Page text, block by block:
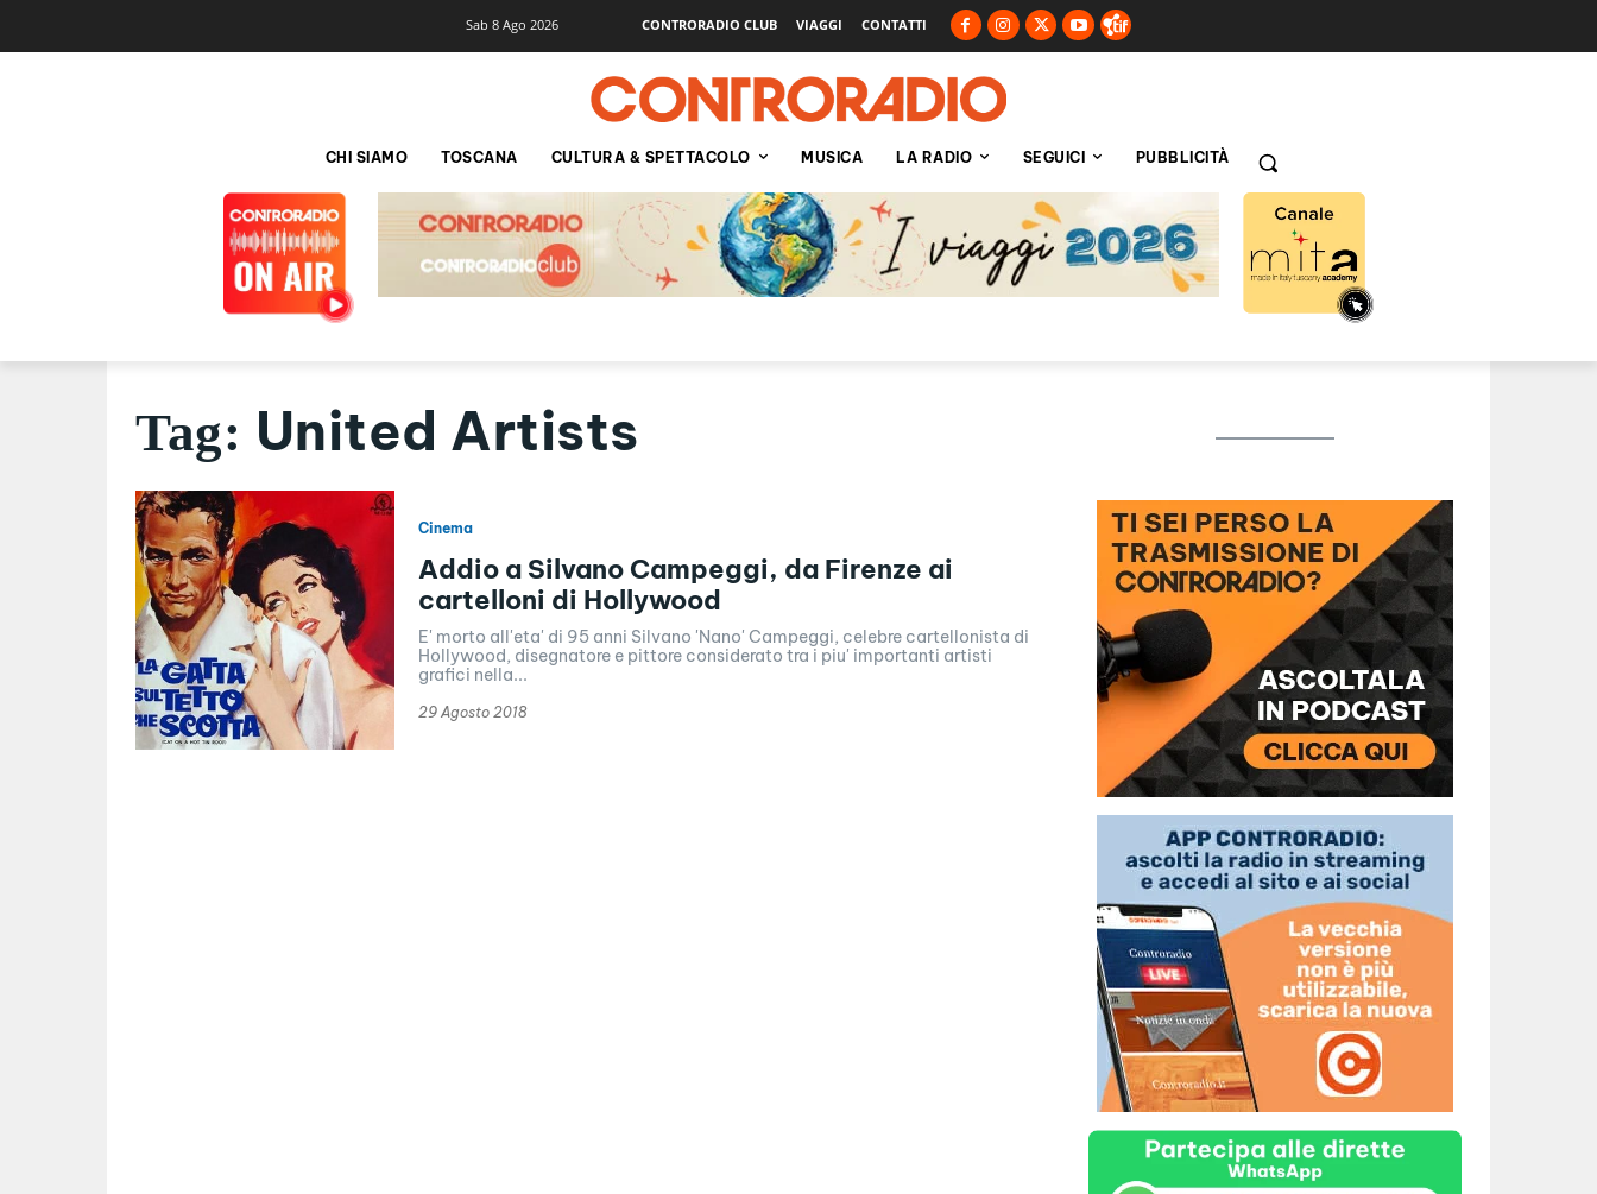
Sab 8 Ago 2026 CONTRORADIO CLUB VIAGGI CONTATTI
CHI SIAMO TOSCANA CULTURA & SPETTACOLO MUSICA LA RADIO SEGUICI PUBBLICITÀ
Tag: United Artists
Cinema
Addio a Silvano Campeggi, da Firenze ai
cartelloni di Hollywood
E' morto all'eta' di 95 anni Silvano 'Nano' Campeggi, celebre cartellonista di
Hollywood, disegnatore e pittore considerato tra i piu' importanti artisti
grafici nella...
29 Agosto 2018